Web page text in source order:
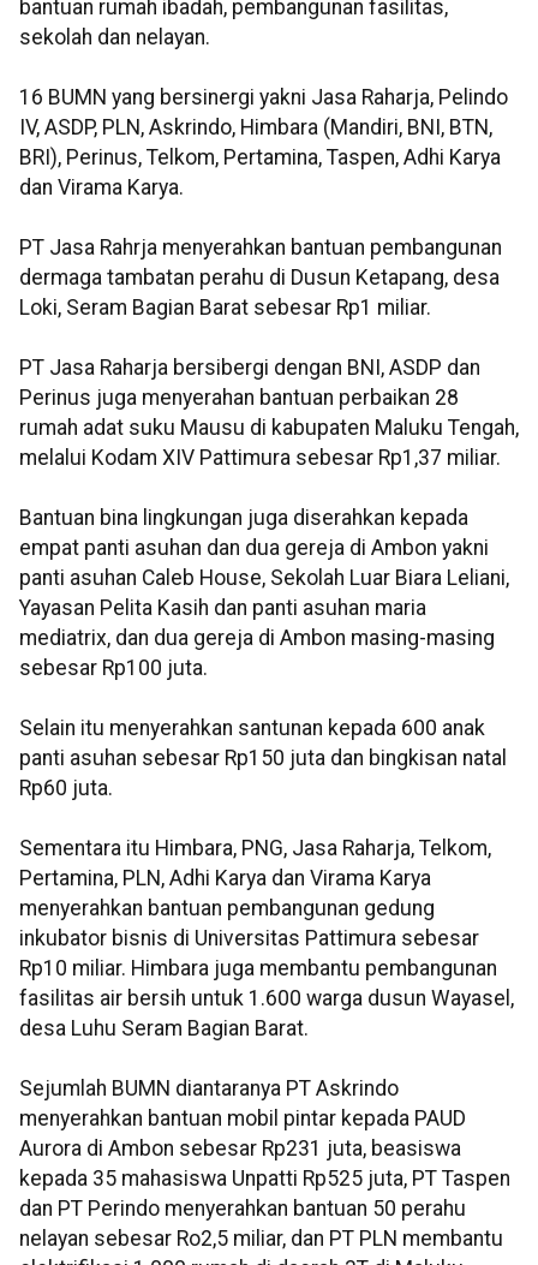
bantuan rumah ibadah, pembangunan fasilitas,
sekolah dan nelayan.
16 BUMN yang bersinergi yakni Jasa Raharja, Pelindo
IV, ASDP, PLN, Askrindo, Himbara (Mandiri, BNI, BTN,
BRI), Perinus, Telkom, Pertamina, Taspen, Adhi Karya
dan Virama Karya.
PT Jasa Rahrja menyerahkan bantuan pembangunan
dermaga tambatan perahu di Dusun Ketapang, desa
Loki, Seram Bagian Barat sebesar Rp1 miliar.
PT Jasa Raharja bersibergi dengan BNI, ASDP dan
Perinus juga menyerahan bantuan perbaikan 28
rumah adat suku Mausu di kabupaten Maluku Tengah,
melalui Kodam XIV Pattimura sebesar Rp1,37 miliar.
Bantuan bina lingkungan juga diserahkan kepada
empat panti asuhan dan dua gereja di Ambon yakni
panti asuhan Caleb House, Sekolah Luar Biara Leliani,
Yayasan Pelita Kasih dan panti asuhan maria
mediatrix, dan dua gereja di Ambon masing-masing
sebesar Rp100 juta.
Selain itu menyerahkan santunan kepada 600 anak
panti asuhan sebesar Rp150 juta dan bingkisan natal
Rp60 juta.
Sementara itu Himbara, PNG, Jasa Raharja, Telkom,
Pertamina, PLN, Adhi Karya dan Virama Karya
menyerahkan bantuan pembangunan gedung
inkubator bisnis di Universitas Pattimura sebesar
Rp10 miliar. Himbara juga membantu pembangunan
fasilitas air bersih untuk 1.600 warga dusun Wayasel,
desa Luhu Seram Bagian Barat.
Sejumlah BUMN diantaranya PT Askrindo
menyerahkan bantuan mobil pintar kepada PAUD
Aurora di Ambon sebesar Rp231 juta, beasiswa
kepada 35 mahasiswa Unpatti Rp525 juta, PT Taspen
dan PT Perindo menyerahkan bantuan 50 perahu
nelayan sebesar Ro2,5 miliar, dan PT PLN membantu